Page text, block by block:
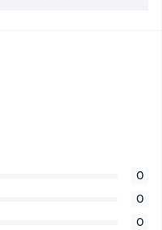
0
0
0